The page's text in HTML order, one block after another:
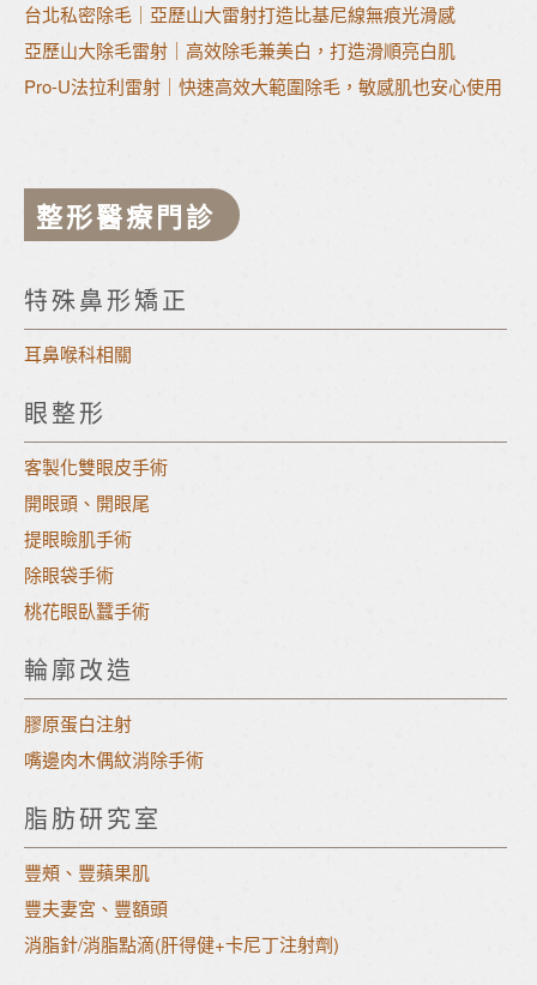
台北私密除毛｜亞歷山大雷射打造比基尼線無痕光滑感
亞歷山大除毛雷射｜高效除毛兼美白，打造滑順亮白肌
Pro-U法拉利雷射｜快速高效大範圍除毛，敏感肌也安心使用
整形醫療門診
特殊鼻形矯正
耳鼻喉科相關
眼整形
客製化雙眼皮手術
開眼頭、開眼尾
提眼瞼肌手術
除眼袋手術
桃花眼臥蠶手術
輪廓改造
膠原蛋白注射
嘴邊肉木偶紋消除手術
脂肪研究室
豐頰、豐蘋果肌
豐夫妻宮、豐額頭
消脂針/消脂點滴(肝得健+卡尼丁注射劑)